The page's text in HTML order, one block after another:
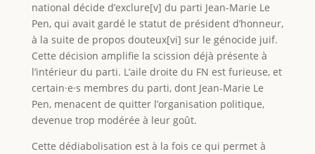
national décide d’exclure[v] du parti Jean-Marie Le
Pen, qui avait gardé le statut de président d’honneur,
à la suite de propos douteux[vi] sur le génocide juif.
Cette décision amplifie la scission déjà présente à
l’intérieur du parti. L’aile droite du FN est furieuse, et
certain·e·s membres du parti, dont Jean-Marie Le
Pen, menacent de quitter l’organisation politique,
devenue trop modérée à leur goût.
Cette dédiabolisation est à la fois ce qui permet à